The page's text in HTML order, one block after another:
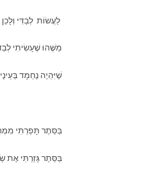
לַעֲשׂוֹת לְבַדִּי
מַשֶּׁהוּ שֶׁעָשִׂיתִי
שֶׁיִּהְיֶה נֶחְמָד
בַּסֵּתֶר תָּפַרְתִּי
בַּסֵּתֶר גָּזַרְתִּי אֶת